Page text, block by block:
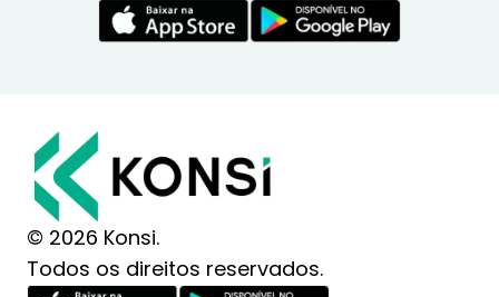
© 2026 Konsi.
Todos os direitos reservados.